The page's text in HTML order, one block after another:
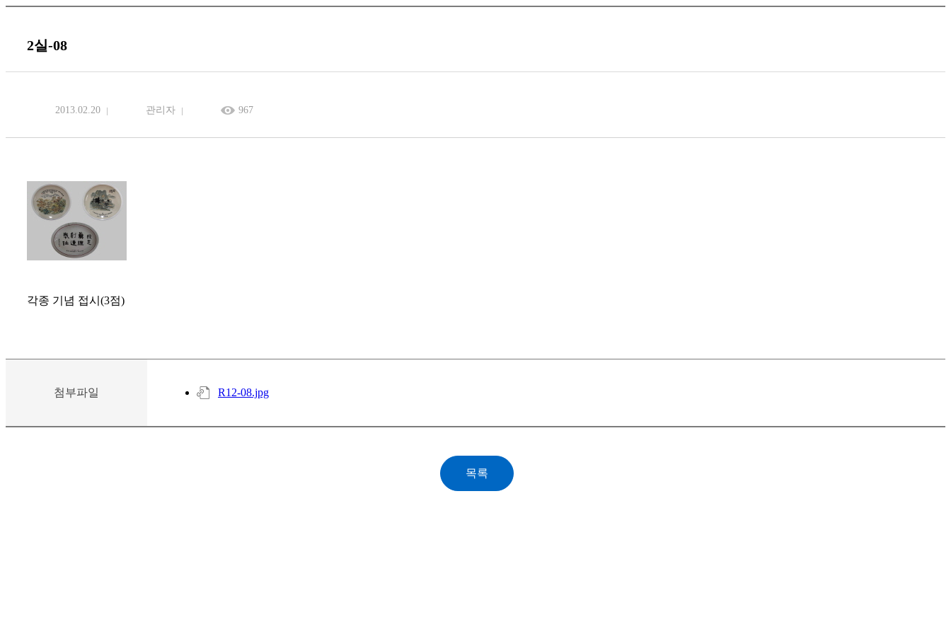
2실-08
2013.02.20 관리자 967
각종 기념 접시(3점)
첨부파일 R12-08.jpg